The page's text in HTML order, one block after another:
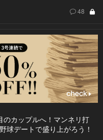
48
のカップルへ！マンネリ打
球デートで盛り上がろう！